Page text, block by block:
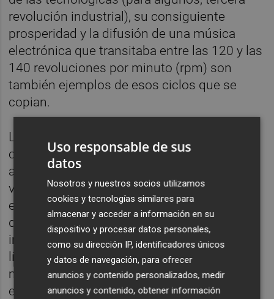
revolución industrial), su consiguiente
prosperidad y la difusión de una música
electrónica que transitaba entre las 120 y las
140 revoluciones por minuto (rpm) son
también ejemplos de esos ciclos que se
copian.
Los que abogan por lo lento se atribuyen
cualidades revolucionarias en tanto que
abanderados de la crítica al fenómeno veloz,
voraz y supersónico de un crecimiento
económico —según algunos— desmedido y
deshumanizador. En realidad, ignoran —
imagino que deliberadamente— que esa
línea crítica ya fue iniciada por el propio
movimiento veloz, voraz y supersónico de
esos periodos de bonanza cuya existencia
Uso responsable de sus
datos
Nosotros y nuestros socios utilizamos
cookies y tecnologías similares para
almacenar y acceder a información en su
dispositivo y procesar datos personales,
como su dirección IP, identificadores únicos
y datos de navegación, para ofrecer
anuncios y contenido personalizados, medir
anuncios y contenido, obtener información